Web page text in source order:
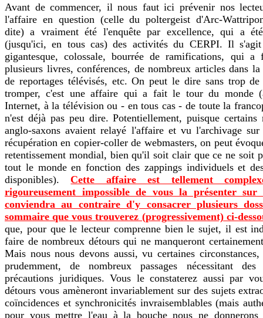
Avant de commencer, il nous faut ici prévenir nos
l'affaire en question (celle du poltergeist d'Arc-
dite) a vraiment été l'enquête par excellence, qui a
(jusqu'ici, en tous cas) des activités du CERPI. Il
gigantesque, colossale, bourrée de ramifications, qui
plusieurs livres, conférences, de nombreux articles dans la
de reportages télévisés, etc. On peut le dire sans trop de
tromper, c'est une affaire qui a fait le tour du monde
Internet, à la télévision ou - en tous cas - de toute la
n'est déjà pas peu dire. Potentiellement, puisque certains
anglo-saxons avaient relayé l'affaire et vu l'archivage
récupération en copier-coller de webmasters, on peut
retentissement mondial, bien qu'il soit clair que ce ne soit
tout le monde en fonction des zappings individuels et
disponibles).Cette affaire est tellement
rigoureusement impossible de vous la présenter
conviendra au contraire d'y consacrer plusieurs
sommaire que vous trouverez (progressivement) ci-
que, pour que le lecteur comprenne bien le sujet, il est
faire de nombreux détours qui ne manqueront
Mais nous nous devons aussi, vu certaines circonstances,
prudemment, de nombreux passages nécessitant
précautions juridiques. Vous le constaterez aussi par
détours vous amèneront invariablement sur des sujets
coïncidences et synchronicités invraisemblables (mais
pour vous mettre l'eau à la bouche nous ne donnerons